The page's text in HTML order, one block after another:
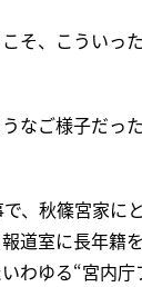
そ、こういっ
なご様子だっ
で、秋篠宮家に
道室に長年籍
わゆる“宮内